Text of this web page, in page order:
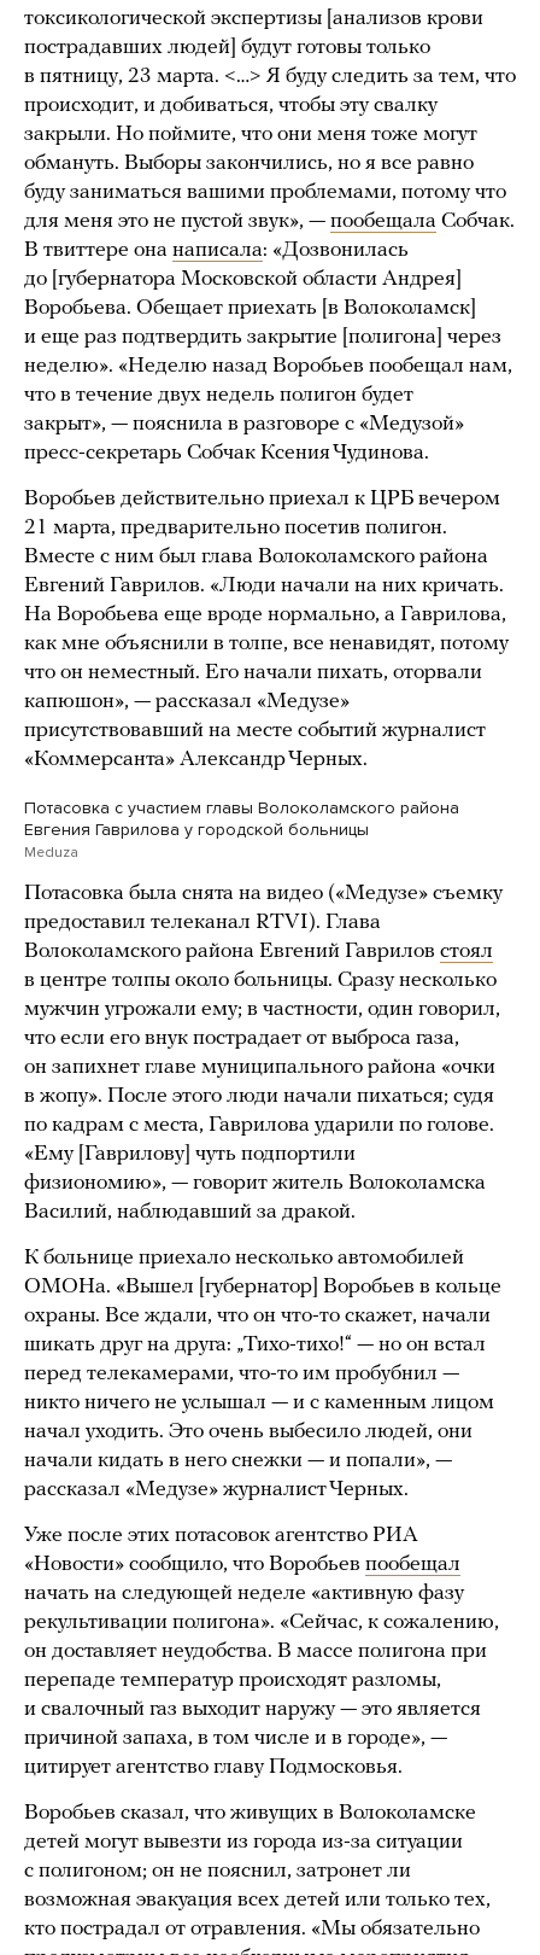
токсикологической экспертизы [анализов крови
пострадавших людей] будут готовы только
в пятницу, 23 марта. <…> Я буду следить за тем, что
происходит, и добиваться, чтобы эту свалку
закрыли. Но поймите, что они меня тоже могут
обмануть. Выборы закончились, но я все равно
буду заниматься вашими проблемами, потому что
для меня это не пустой звук», — пообещала Собчак.
В твиттере она написала: «Дозвонилась
до [губернатора Московской области Андрея]
Воробьева. Обещает приехать [в Волоколамск]
и еще раз подтвердить закрытие [полигона] через
неделю». «Неделю назад Воробьев пообещал нам,
что в течение двух недель полигон будет
закрыт», — пояснила в разговоре с «Медузой»
пресс-секретарь Собчак Ксения Чудинова.
Воробьев действительно приехал к ЦРБ вечером
21 марта, предварительно посетив полигон.
Вместе с ним был глава Волоколамского района
Евгений Гаврилов. «Люди начали на них кричать.
На Воробьева еще вроде нормально, а Гаврилова,
как мне объяснили в толпе, все ненавидят, потому
что он неместный. Его начали пихать, оторвали
капюшон», — рассказал «Медузе»
присутствовавший на месте событий журналист
«Коммерсанта» Александр Черных.
Потасовка с участием главы Волоколамского района
Евгения Гаврилова у городской больницы
Meduza
Потасовка была снята на видео («Медузе» съемку
предоставил телеканал RTVI). Глава
Волоколамского района Евгений Гаврилов стоял
в центре толпы около больницы. Сразу несколько
мужчин угрожали ему; в частности, один говорил,
что если его внук пострадает от выброса газа,
он запихнет главе муниципального района «очки
в жопу». После этого люди начали пихаться; судя
по кадрам с места, Гаврилова ударили по голове.
«Ему [Гаврилову] чуть подпортили
физиономию», — говорит житель Волоколамска
Василий, наблюдавший за дракой.
К больнице приехало несколько автомобилей
ОМОНа. «Вышел [губернатор] Воробьев в кольце
охраны. Все ждали, что он что-то скажет, начали
шикать друг на друга: „Тихо-тихо!“ — но он встал
перед телекамерами, что-то им пробубнил —
никто ничего не услышал — и с каменным лицом
начал уходить. Это очень выбесило людей, они
начали кидать в него снежки — и попали», —
рассказал «Медузе» журналист Черных.
Уже после этих потасовок агентство РИА
«Новости» сообщило, что Воробьев пообещал
начать на следующей неделе «активную фазу
рекультивации полигона». «Сейчас, к сожалению,
он доставляет неудобства. В массе полигона при
перепаде температур происходят разломы,
и свалочный газ выходит наружу — это является
причиной запаха, в том числе и в городе», —
цитирует агентство главу Подмосковья.
Воробьев сказал, что живущих в Волоколамске
детей могут вывезти из города из-за ситуации
с полигоном; он не пояснил, затронет ли
возможная эвакуация всех детей или только тех,
кто пострадал от отравления. «Мы обязательно